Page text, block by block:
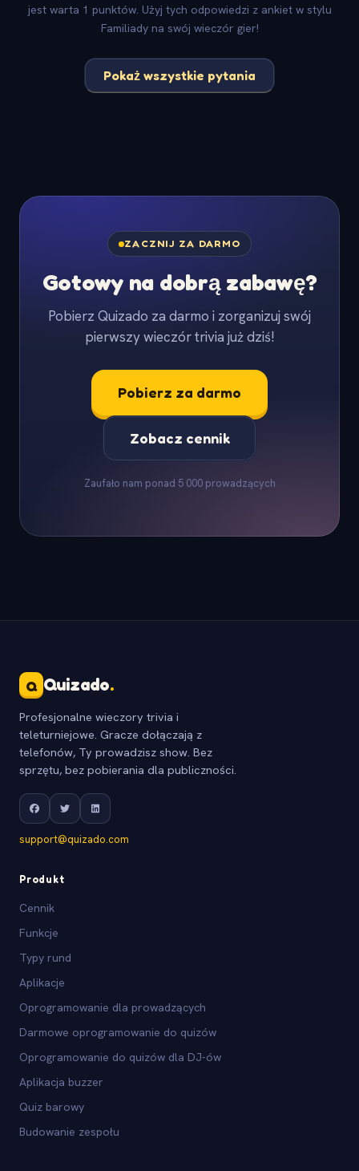
jest warta 1 punktów. Użyj tych odpowiedzi z ankiet w stylu
Familiady na swój wieczór gier!
Pokaż wszystkie pytania
ZACZNIJ ZA DARMO
Gotowy na dobrą zabawę?
Pobierz Quizado za darmo i zorganizuj swój
pierwszy wieczór trivia już dziś!
Pobierz za darmo
Zobacz cennik
Zaufało nam ponad 5 000 prowadzących
Q Quizado.
Profesjonalne wieczory trivia i
teleturniejowe. Gracze dołączają z
telefonów, Ty prowadzisz show. Bez
sprzętu, bez pobierania dla publiczności.
support@quizado.com
Produkt
Cennik
Funkcje
Typy rund
Aplikacje
Oprogramowanie dla prowadzących
Darmowe oprogramowanie do quizów
Oprogramowanie do quizów dla DJ-ów
Aplikacja buzzer
Quiz barowy
Budowanie zespołu